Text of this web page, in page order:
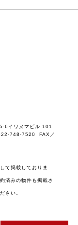
6イワヌマビル 101
748-7520 FAX／
て掲載しておりま
済みの物件も掲載さ
さい。